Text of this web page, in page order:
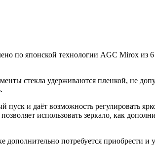
по японской технологии AGC Mirox
стекла удерживаются пленкой, не
и даёт возможность регулировать
использовать зеркало, как
потребуется приобрести и